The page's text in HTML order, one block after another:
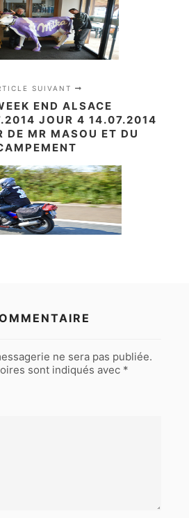
SUIVANT
END ALSACE
JOUR 4 14.07.2014
DE MR MASOU ET DU
ne sera pas publiée.
sont indiqués avec *